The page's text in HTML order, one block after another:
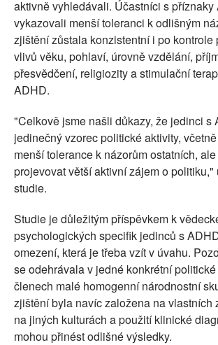
aktivně vyhledávali. Účastníci s
vykazovali menší toleranci k odlišným
zjištění zůstala konzistentní i po kontrole
vlivů věku, pohlaví, úrovně vzdělání,
přesvědčení, religiozity a stimulační
ADHD.
"Celkově jsme našli důkazy, že jedinci s
jedinečný vzorec politické aktivity,
menší tolerance k názorům ostatních,
projevovat větší aktivní zájem o politiku,"
studie.
Studie je důležitým příspěvkem k
psychologických specifik jedinců s
omezení, která je třeba vzít v úvahu.
se odehrávala v jedné konkrétní
členech malé homogenní národnostní
zjištění byla navíc založena na vlastních
na jiných kulturách a použití klinické
mohou přinést odlišné výsledky.